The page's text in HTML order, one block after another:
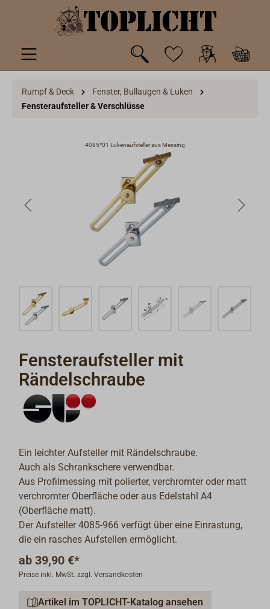
springen
Rumpf & Deck
Fenster, Bullaugen & Luken
Fensteraufsteller & Verschlüsse
4085*01 Lukenaufsteller aus Messing
Fensteraufsteller mit
Rändelschraube
Ein leichter Aufsteller mit Rändelschraube.
Auch als Schrankschere verwendbar.
Aus Profilmessing mit polierter, verchromter oder matt
verchromter Oberfläche oder aus Edelstahl A4
(Oberfläche matt).
Der Aufsteller 4085-966 verfügt über eine Einrastung,
die ein rasches Aufstellen ermöglicht.
ab 39,90 €*
Preise inkl. MwSt. zzgl. Versandkosten
Artikel im TOPLICHT-Katalog ansehen